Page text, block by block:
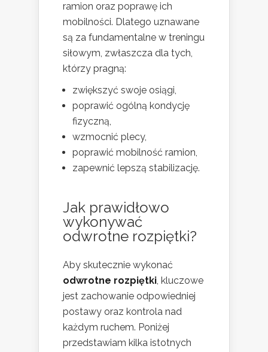
ramion oraz poprawę ich
mobilności. Dlatego uznawane
są za fundamentalne w treningu
siłowym, zwłaszcza dla tych,
którzy pragną:
zwiększyć swoje osiągi,
poprawić ogólną kondycję
fizyczną,
wzmocnić plecy,
poprawić mobilność ramion,
zapewnić lepszą stabilizację.
Jak prawidłowo
wykonywać
odwrotne rozpiętki?
Aby skutecznie wykonać
odwrotne rozpiętki, kluczowe
jest zachowanie odpowiedniej
postawy oraz kontrola nad
każdym ruchem. Poniżej
przedstawiam kilka istotnych